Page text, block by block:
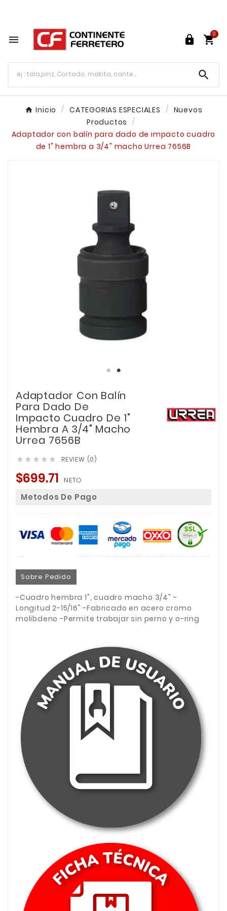
  
0

Inicio CATEGORIAS ESPECIALES
Nuevos
Productos
Adaptador con balín para dado de impacto cuadro
de 1" hembra a 3/4" macho Urrea 7656B
Adaptador Con Balín
Para Dado De
Impacto Cuadro De 1"
Hembra A 3/4" Macho
Urrea 7656B
     REVIEW (0)
$699.71 NETO
Metodos De Pago
Sobre Pedido
-Cuadro hembra 1", cuadro macho 3/4" -
Longitud 2-15/16" -Fabricado en acero cromo
molibdeno -Permite trabajar sin perno y o-ring